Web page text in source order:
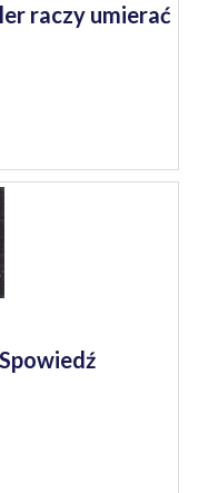
raczy umierać